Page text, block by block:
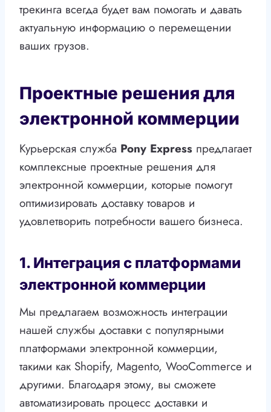
трекинга всегда будет вам помогать и давать
актуальную информацию о перемещении
ваших грузов.
Проектные решения для
электронной коммерции
Курьерская служба Pony Express предлагает
комплексные проектные решения для
электронной коммерции, которые помогут
оптимизировать доставку товаров и
удовлетворить потребности вашего бизнеса.
1. Интеграция с платформами
электронной коммерции
Мы предлагаем возможность интеграции
нашей службы доставки с популярными
платформами электронной коммерции,
такими как Shopify, Magento, WooCommerce и
другими. Благодаря этому, вы сможете
автоматизировать процесс доставки и